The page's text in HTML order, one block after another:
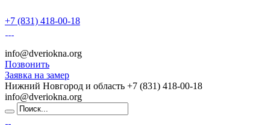
+7 (831) 418-00-18
info@dveriokna.org
Позвонить
Заявка на замер
Нижний Новгород и область +7 (831) 418-00-18
info@dveriokna.org